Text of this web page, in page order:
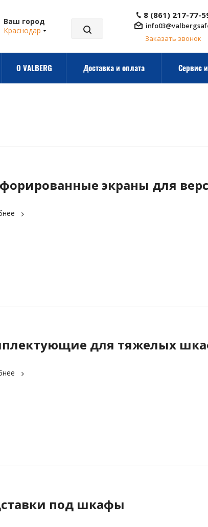
Ваш город
Краснодар
8 (861) 217-77-
Заказать звонок
О VALBERG Доставка и оплата Сервис
экраны для
для тяжелых
под шкафы